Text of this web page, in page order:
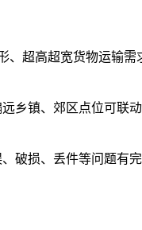
超高超宽货物运输需
乡镇、郊区点位可联
破损、丢件等问题有